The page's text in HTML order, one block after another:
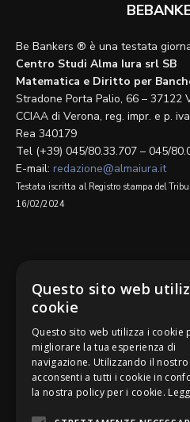
Be Bankers ® è una testata
Centro Studi Alma Iura srl SB
Matematica e Diritto per
Stradone Porta Palio, 66 – 37122
CCIAA di Verona, reg. impr. e p.
Rea 340179
Tel (+39) 045/80.33.707 – 045/
E-mail: redazione@almaiura.it
Testata iscritta al Registro stampa del
16/02/2024
Be Bankers è ideato da
Questo sito web
cookie
Questo sito web utilizza i cookie
migliorare la tua esperienza di
navigazione. Utilizzando il
acconsenti a tutti i cookie in
la nostra policy per i cookie.